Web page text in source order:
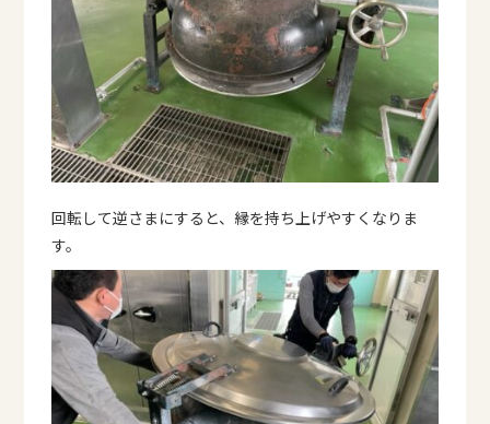
回転して逆さまにすると、縁を持ち上げやすくなりま
す。